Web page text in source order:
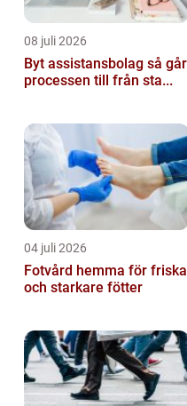
08 juli 2026
Byt assistansbolag så går
processen till från sta...
04 juli 2026
Fotvård hemma för friska
och starkare fötter